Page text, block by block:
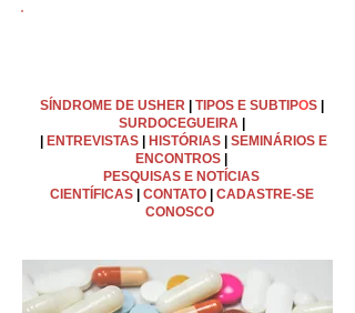
©
SÍNDROME DE USHER TIPOS E SUBTIPOS
SURDOCEGUEIRA
ENTREVISTAS HISTÓRIAS| SEMINÁRIOS E
ENCONTROS
PESQUISAS E NOTÍCIAS
CIENTÍFICAS
CONTATO
CADASTRE-SE
CONOSCO